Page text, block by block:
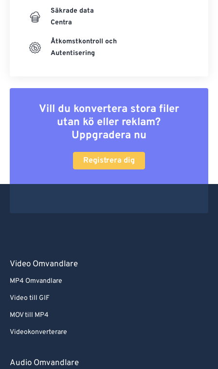
Säkrade data
Centra
Åtkomstkontroll och
Autentisering
Vill du konvertera stora filer
utan kö eller reklam?
Uppgradera nu
Registrera dig
Video Omvandlare
MP4 Omvandlare
Video till GIF
MOV till MP4
Videokonverterare
Audio Omvandlare